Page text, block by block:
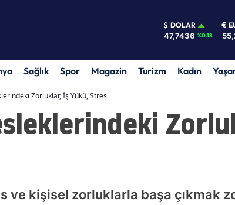
DOLAR
47,7436 %0.18
Sağlık Spor Magazin Turizm Kadın
Zorluklar, İş Yükü, Stres
ve kişisel zorluklarla başa çıkmak